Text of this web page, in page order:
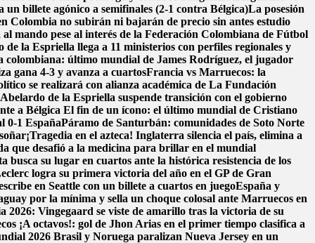
billete agónico a semifinales (2-1 contra Bélgica)La posesión
Colombia no subirán ni bajarán de precio sin antes estudio
mando pese al interés de la Federación Colombiana de Fútbol
la Espriella llega a 11 ministerios con perfiles regionales y
colombiana: último mundial de James Rodríguez, el jugador
gana 4-3 y avanza a cuartosFrancia vs Marruecos: la
se realizará con alianza académica de La Fundación
de la Espriella suspende transición con el gobierno
a Bélgica El fin de un ícono: el último mundial de Cristiano
0-1 EspañaPáramo de Santurbán: comunidades de Soto Norte
¡Tragedia en el azteca! Inglaterra silencia el país, elimina a
que desafió a la medicina para brillar en el mundial
busca su lugar en cuartos ante la histórica resistencia de los
logra su primera victoria del año en el GP de Gran
en Seattle con un billete a cuartos en juegoEspaña y
por la mínima y sella un choque colosal ante Marruecos en
2026: Vingegaard se viste de amarillo tras la victoria de su
¡A octavos!: gol de Jhon Arias en el primer tiempo clasifica a
2026 Brasil y Noruega paralizan Nueva Jersey en un